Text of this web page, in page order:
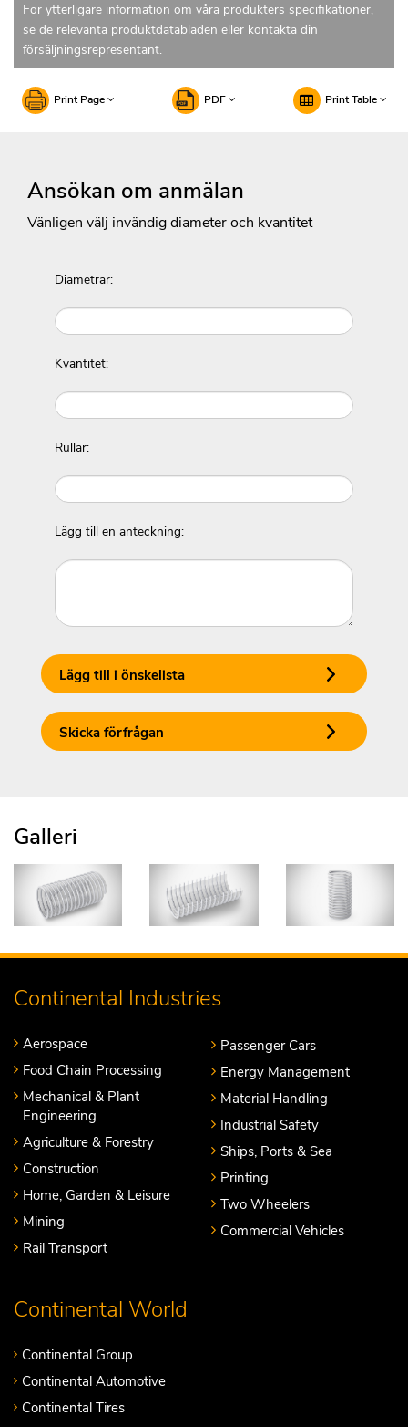
För ytterligare information om våra produkters specifikationer,
se de relevanta produktdatabladen eller kontakta din
försäljningsrepresentant.
Print Page PDF Print Table
Ansökan om anmälan
Vänligen välj invändig diameter och kvantitet
Diametrar:
Kvantitet:
Rullar:
Lägg till en anteckning:
Lägg till i önskelista
Skicka förfrågan
Galleri
Continental Industries
Aerospace
Food Chain Processing
Mechanical & Plant
Engineering
Agriculture & Forestry
Construction
Home, Garden & Leisure
Mining
Rail Transport
Passenger Cars
Energy Management
Material Handling
Industrial Safety
Ships, Ports & Sea
Printing
Two Wheelers
Commercial Vehicles
Continental World
Continental Group
Continental Automotive
Continental Tires